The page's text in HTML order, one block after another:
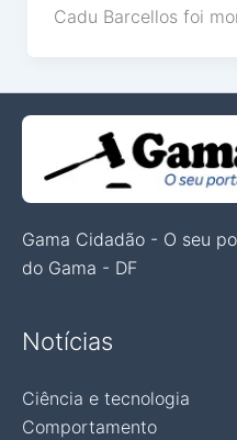
Cadu Barcellos foi
Gama Cidadão - O seu
do Gama - DF
Notícias
Ciência e tecnologia
Comportamento